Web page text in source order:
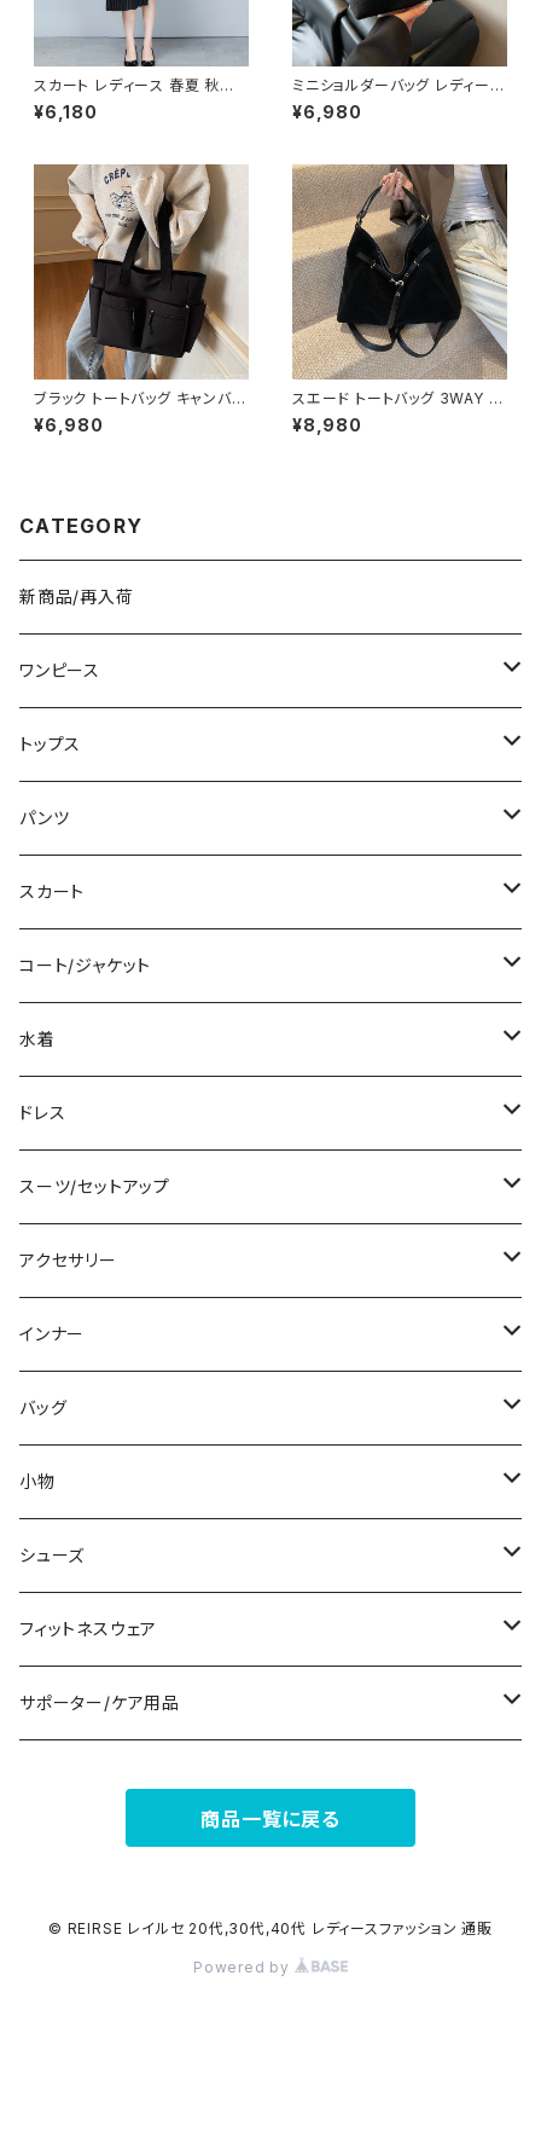
スカート レディース 春夏 秋冬
春 夏 秋 冬 黒 プリーツスカート
ミディアム丈 プリーツ アシンメ
きれいめ オフィスカジュアル 上
品 切り替え ミディアム ひざ下
ひざ丈 ブラック オフィス カジュ
アル OL 上品 大人 10代 20代
30代 40代 C-SAW0020
¥6,180
ミニショルダーバッグ レディース
ワンショルダーバッグ 無地 シン
プル バッグ 斜めがけ 大人可愛
0193
¥6,980
ブラック トートバッグ キャンバス
大容量 ポケット付き カジュアル
バッグ 韓国風バッグ マザーズバ
¥6,980
スエード トートバッグ 3WAY シ
ョルダーバッグ レディース バッ
グ 斜めがけ 軽量 A4収納 大容
¥8,980
CATEGORY
新商品/再入荷
ワンピース
ミニ/ショート
ミディアム/ミモレ
ロング/マキシ
袖付き
ノースリーブ
その他
チュニック
トップス
Tシャツ/カットソー
タンクトップ/キャミソール
シャツ/ブラウス
ベアトップ/チューブトップ
カーディガン/ボレロ
ニット/セーター
パーカー
スウェット/トレーナー
その他
パンツ
ショート丈
クロップド丈
ロング丈
デニム
レギンス
その他
オールインワン
スカート
ミニ/ショート
ミディアム/ミモレ
ロング
その他
コート/ジャケット
コート
ジャケット
その他
水着
タンキニ
バンドゥビキニ
ワンピース
ラッシュガード
その他
ドレス
ミニ/ショート
ミディアム/ミモレ
ロング/マキシ
袖付き
ノースリーブ
パンツドレス
ナイトドレス
その他
スーツ/セットアップ
パンツスーツ
スカートスーツ
その他
アクセサリー
ネックレス
ブレスレット
ピアス
コサージュ
リング
その他
インナー
ブラ/ブラトップ/ベアトップ
ショーツ
タンクトップ/キャミソール
半袖/5分
7分/長袖
ペチコート/ペチパンツ
その他
バッグ
サブバッグ
クラッチバッグ
トートバッグ
ショルダーバッグ
カジュアルバッグ
バックパック
小物
マフラー/スカーフ/ストール
財布
アクセサリーケース
シューズ
スニーカー
ブーツ
その他
フィットネスウェア
セット販売
タイツ
サポーター/ケア用品
商品一覧に戻る
© REIRSE レイルセ 20代,30代,40代 レディースファッション 通販
Powered by